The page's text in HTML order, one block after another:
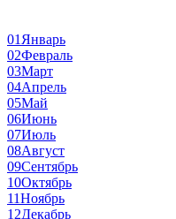
01 Январь
02Февраль
03Март
04Апрель
05Май
06Июнь
07Июль
08Август
09Сентябрь
10Октябрь
11Ноябрь
12Декабрь